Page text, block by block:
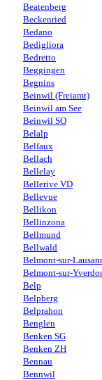
Beatenberg
Beckenried
Bedano
Bedigliora
Bedretto
Beggingen
Begnins
Beinwil (Freiamt)
Beinwil am See
Beinwil SO
Belalp
Belfaux
Bellach
Bellelay
Bellerive VD
Bellevue
Bellikon
Bellinzona
Bellmund
Bellwald
Belmont-sur-
Belmont-sur-
Belp
Belpberg
Belprahon
Benglen
Benken SG
Benken ZH
Bennau
Bennwil